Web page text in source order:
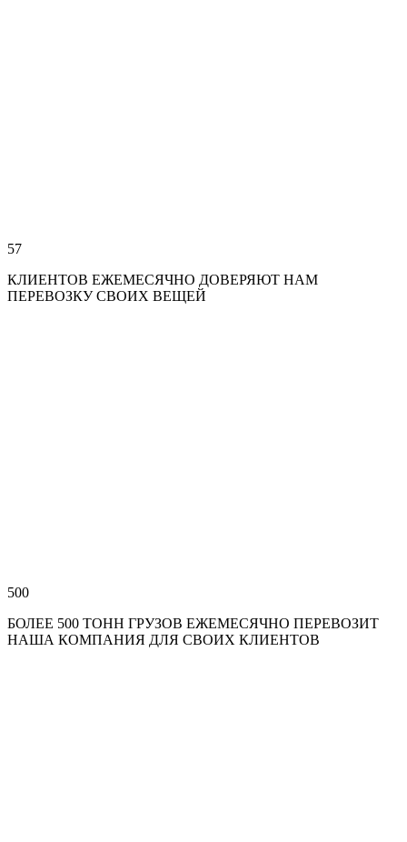
57
КЛИЕНТОВ ЕЖЕМЕСЯЧНО ДОВЕРЯЮТ НАМ
ПЕРЕВОЗКУ СВОИХ ВЕЩЕЙ
500
БОЛЕЕ 500 ТОНН ГРУЗОВ ЕЖЕМЕСЯЧНО ПЕРЕВОЗИТ
НАША КОМПАНИЯ ДЛЯ СВОИХ КЛИЕНТОВ